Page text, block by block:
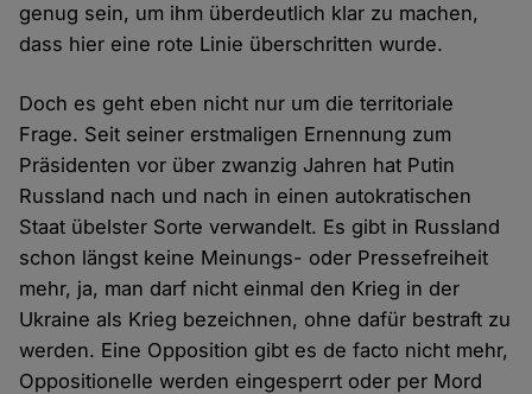
genug sein, um ihm überdeutlich klar zu machen,
dass hier eine rote Linie überschritten wurde.
Doch es geht eben nicht nur um die territoriale
Frage. Seit seiner erstmaligen Ernennung zum
Präsidenten vor über zwanzig Jahren hat Putin
Russland nach und nach in einen autokratischen
Staat übelster Sorte verwandelt. Es gibt in Russland
schon längst keine Meinungs- oder Pressefreiheit
mehr, ja, man darf nicht einmal den Krieg in der
Ukraine als Krieg bezeichnen, ohne dafür bestraft zu
werden. Eine Opposition gibt es de facto nicht mehr,
Oppositionelle werden eingesperrt oder per Mord